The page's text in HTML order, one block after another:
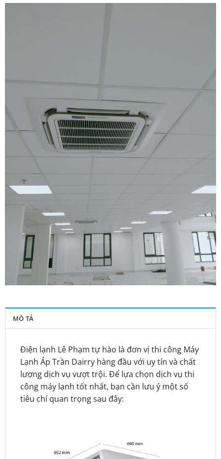
MÔ TẢ
Điện lạnh Lê Phạm tự hào là đơn vị thi công Máy
Lạnh Áp Trần Dairry hàng đầu với uy tín và chất
lượng dịch vụ vượt trội. Để lựa chọn dịch vụ thi
công máy lạnh tốt nhất, bạn cần lưu ý một số
tiêu chí quan trọng sau đây: